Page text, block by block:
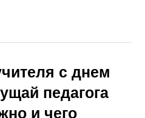
с днем
педагога
и чего